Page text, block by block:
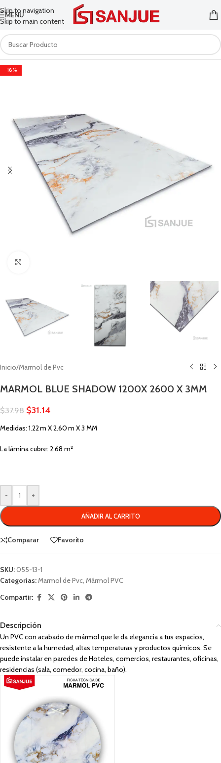
Skip to navigation
Skip to main content
MENU
-18%
Inicio/Marmol de Pvc
MARMOL BLUE SHADOW 1200X 2600 X 3MM
$37.98 $31.14
Medidas: 1.22 m X 2.60 m X 3 MM
La lámina cubre: 2.68 m²
- +
AÑADIR AL CARRITO
Comparar Favorito
SKU:055-13-1
Categorías:Marmol de Pvc, Mármol PVC
Compartir:
Descripción
Un PVC con acabado de mármol que le da elegancia a tus espacios,
resistente a la humedad, altas temperaturas y productos químicos. Se
puede instalar en paredes de Hoteles, comercios, restaurantes, oficinas,
residencias (sala, comedor, cocina, baño).